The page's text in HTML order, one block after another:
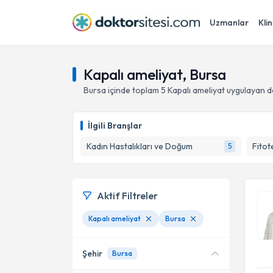
Uzmanlar
Kapalı ameliyat, Bursa
Bursa içinde toplam 5 Kapalı ameliyatuygulayan
İlgili Branşlar
Kadın Hastalıkları ve Doğum
5
Aktif Filtreler
Kapalı ameliyat Bursa
Şehir Bursa